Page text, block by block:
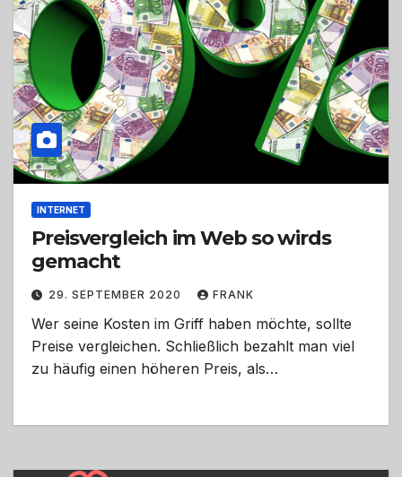
INTERNET
Preisvergleich im Web so wirds
gemacht
29. SEPTEMBER 2020 FRANK
Wer seine Kosten im Griff haben möchte, sollte
Preise vergleichen. Schließlich bezahlt man viel
zu häufig einen höheren Preis, als…